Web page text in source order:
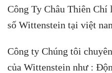
Công Ty Châu Thiên
số Wittenstein tại việt
Công ty Chúng tôi
của Wittenstein như :